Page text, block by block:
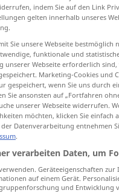
weakling
indem Sie auf den Link
gelten innerhalb unseres
Sie unsere Webseite
funktionale und
unserer Webseite erforderlich
Marketing-Cookies und
gespeichert, wenn Sie uns durch
Sie ansonsten auf „Fortfahren
unserer Webseite widerrufen.
möchten, klicken Sie einfach
Datenverarbeitung entnehmen
.
verarbeiten Daten, um
Geräteeigenschaften
auf einem Gerät.
und Entwicklung